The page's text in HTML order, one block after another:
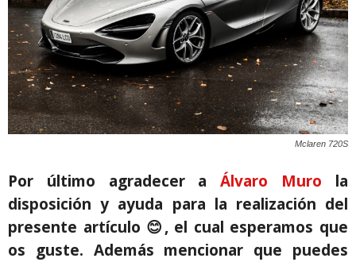
Mclaren 720S
Por último agradecer aÁlvaro Muro
la
disposición y ayuda para la realización del
presente artículo 😊, el cual esperamos que
os guste. Además mencionar que puedes